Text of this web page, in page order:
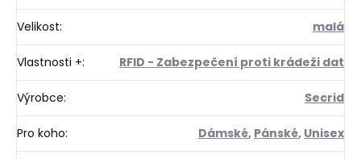
Velikost: malá
Vlastnosti +: RFID - Zabezpečení proti krádeži dat
Výrobce: Secrid
Pro koho: Dámské, Pánské, Unisex